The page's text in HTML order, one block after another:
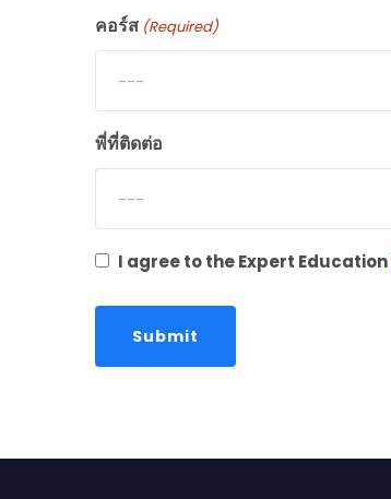
คอร์ส (Required)
---
พี่ที่ติดต่อ
---
Consent
I agree to the Expert Education